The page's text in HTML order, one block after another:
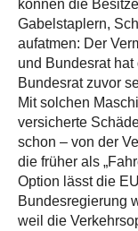
können die
Gabelstaplern,
aufatmen: Der
und Bundesrat
Bundesrat zuvor
Mit solchen
versicherte
schon – von der
die früher als
Option lässt die
Bundesregierung
weil die